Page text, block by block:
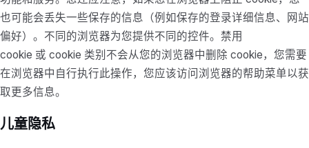
也可能会丢失一些保存的信息（例如保存的登录详细信息、网站
偏好）。不同的浏览器为您提供不同的控件。禁用
cookie 或 cookie 类别不会从您的浏览器中删除 cookie，您需要
在浏览器中自行执行此操作，您应该访问浏览器的帮助菜单以获
取更多信息。
儿童隐私